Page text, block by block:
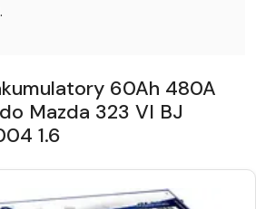
60Ah 480A
Mazda 323 VI BJ
1.6